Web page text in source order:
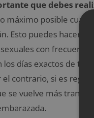
que debes
máximo posible
Esto puedes hacerlo
con
los días exactos de tu
el contrario, si es
se vuelve más